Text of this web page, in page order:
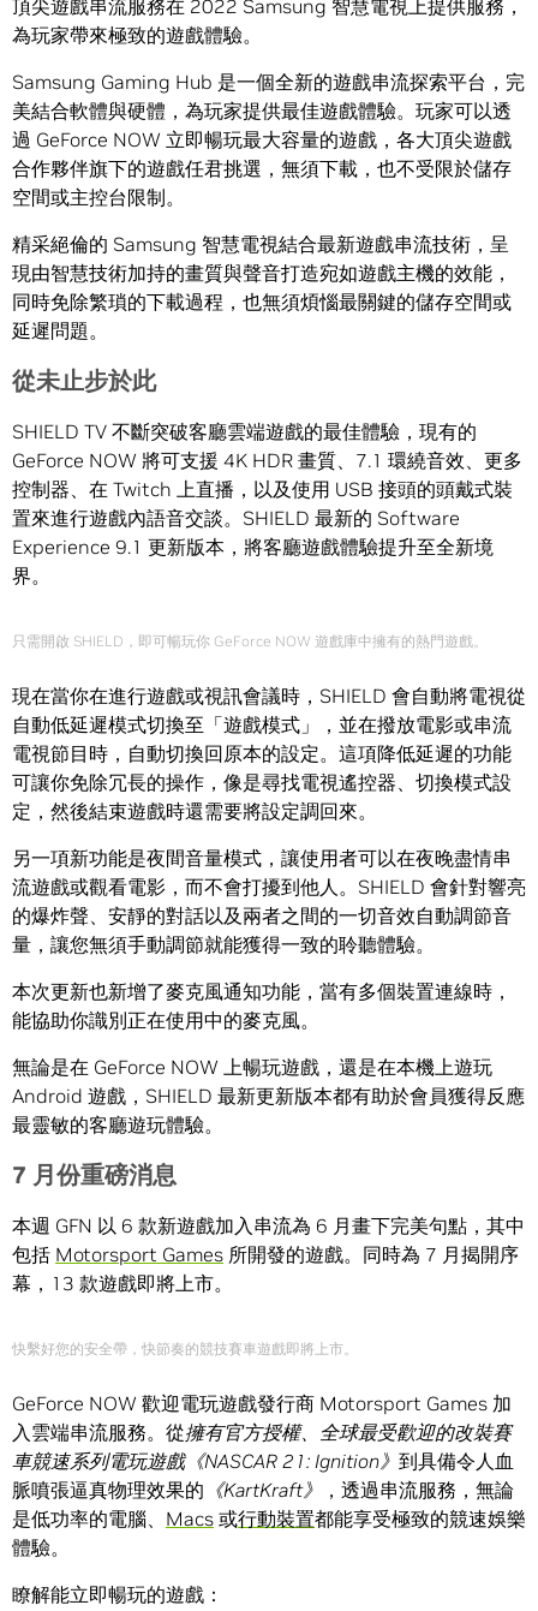
頂尖遊戲串流服務在 2022 Samsung 智慧電視上提供服務，
為玩家帶來極致的遊戲體驗。
Samsung Gaming Hub 是一個全新的遊戲串流探索平台，完
美結合軟體與硬體，為玩家提供最佳遊戲體驗。玩家可以透
過 GeForce NOW 立即暢玩最大容量的遊戲，各大頂尖遊戲
合作夥伴旗下的遊戲任君挑選，無須下載，也不受限於儲存
空間或主控台限制。
精采絕倫的 Samsung 智慧電視結合最新遊戲串流技術，呈
現由智慧技術加持的畫質與聲音打造宛如遊戲主機的效能，
同時免除繁瑣的下載過程，也無須煩惱最關鍵的儲存空間或
延遲問題。
從未止步於此
SHIELD TV 不斷突破客廳雲端遊戲的最佳體驗，現有的
GeForce NOW 將可支援 4K HDR 畫質、7.1 環繞音效、更多
控制器、在 Twitch 上直播，以及使用 USB 接頭的頭戴式裝
置來進行遊戲內語音交談。SHIELD 最新的 Software
Experience 9.1 更新版本，將客廳遊戲體驗提升至全新境
界。
只需開啟 SHIELD，即可暢玩你 GeForce NOW 遊戲庫中擁有的熱門遊戲。
現在當你在進行遊戲或視訊會議時，SHIELD 會自動將電視從
自動低延遲模式切換至「遊戲模式」，並在撥放電影或串流
電視節目時，自動切換回原本的設定。這項降低延遲的功能
可讓你免除冗長的操作，像是尋找電視遙控器、切換模式設
定，然後結束遊戲時還需要將設定調回來。
另一項新功能是夜間音量模式，讓使用者可以在夜晚盡情串
流遊戲或觀看電影，而不會打擾到他人。SHIELD 會針對響亮
的爆炸聲、安靜的對話以及兩者之間的一切音效自動調節音
量，讓您無須手動調節就能獲得一致的聆聽體驗。
本次更新也新增了麥克風通知功能，當有多個裝置連線時，
能協助你識別正在使用中的麥克風。
無論是在 GeForce NOW 上暢玩遊戲，還是在本機上遊玩
Android 遊戲，SHIELD 最新更新版本都有助於會員獲得反應
最靈敏的客廳遊玩體驗。
7 月份重磅消息
本週 GFN 以 6 款新遊戲加入串流為 6 月畫下完美句點，其中
包括 Motorsport Games 所開發的遊戲。同時為 7 月揭開序
幕，13 款遊戲即將上市。
快繫好您的安全帶，快節奏的競技賽車遊戲即將上市。
GeForce NOW 歡迎電玩遊戲發行商 Motorsport Games 加
入雲端串流服務。從擁有官方授權、全球最受歡迎的改裝賽
車競速系列電玩遊戲《NASCAR 21: Ignition》 到具備令人血
脈噴張逼真物理效果的 《KartKraft》
，透過串流服務，無論
是低功率的電腦、 Macs 或行動裝置都能享受極致的競速娛樂
體驗。
瞭解能立即暢玩的遊戲：